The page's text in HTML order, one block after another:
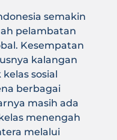
semakin
pelambatan
Kesempatan
kalangan
sosial
berbagai
masih ada
menengah
melalui